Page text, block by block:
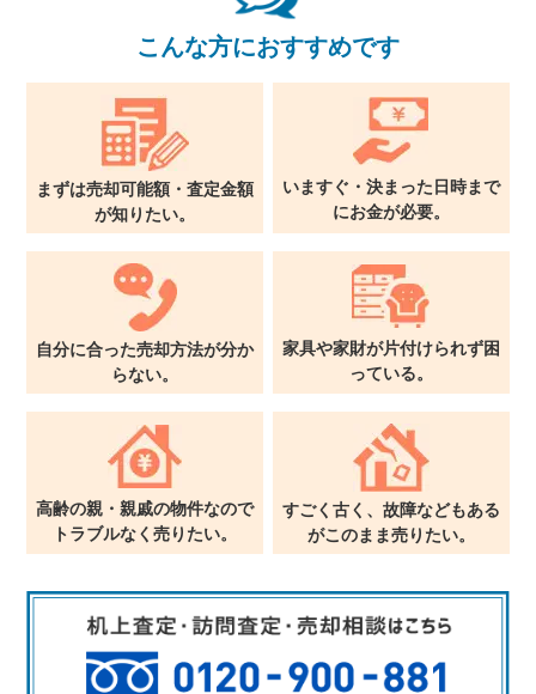
こんな方におすすめです
まずは売却可能額・査定金額
が知りたい。
いますぐ・決まった日時まで
にお金が必要。
自分に合った売却方法が分か
らない。
家具や家財が片付けられず困
っている。
高齢の親・親戚の物件なので
トラブルなく売りたい。
すごく古く、故障などもある
がこのまま売りたい。